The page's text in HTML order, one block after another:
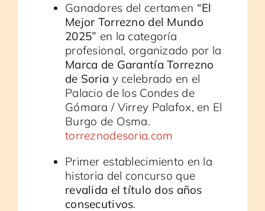
Ganadores del certamen “El
Mejor Torrezno del Mundo
2025” en la categoría
profesional, organizado por la
Marca de Garantía Torrezno
de Soria y celebrado en el
Palacio de los Condes de
Gómara / Virrey Palafox, en El
Burgo de Osma.
torreznodesoria.com
Primer establecimiento en la
historia del concurso que
revalida el título dos años
consecutivos.